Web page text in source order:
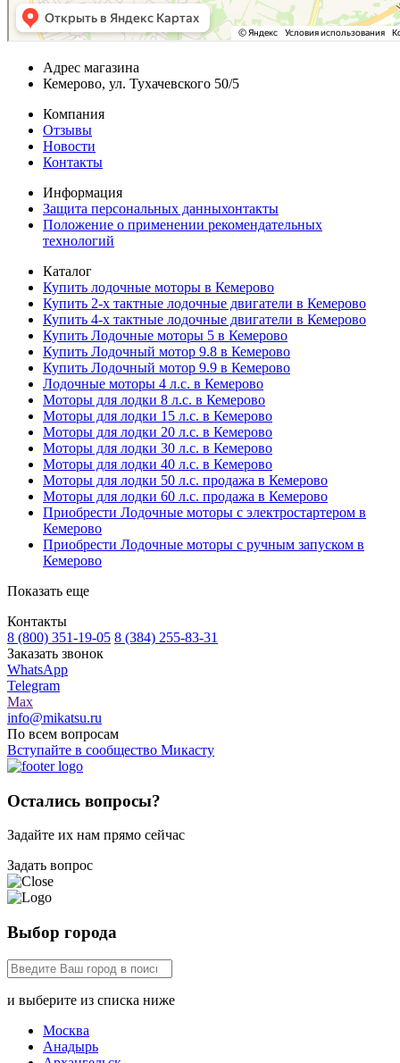
Адрес магазина
Кемерово, ул. Тухачевского 50/5
Компания
Отзывы
Новости
Контакты
Информация
Защита персональных данныхонтакты
Положение о применении рекомендательных
технологий
Каталог
Купить лодочные моторы в Кемерово
Купить 2-х тактные лодочные двигатели в Кемерово
Купить 4-х тактные лодочные двигатели в Кемерово
Купить Лодочные моторы 5 в Кемерово
Купить Лодочный мотор 9.8 в Кемерово
Купить Лодочный мотор 9.9 в Кемерово
Лодочные моторы 4 л.с. в Кемерово
Моторы для лодки 8 л.с. в Кемерово
Моторы для лодки 15 л.с. в Кемерово
Моторы для лодки 20 л.с. в Кемерово
Моторы для лодки 30 л.с. в Кемерово
Моторы для лодки 40 л.с. в Кемерово
Моторы для лодки 50 л.с. продажа в Кемерово
Моторы для лодки 60 л.с. продажа в Кемерово
Приобрести Лодочные моторы с электростартером в
Кемерово
Приобрести Лодочные моторы с ручным запуском в
Кемерово
Показать еще
Контакты
8 (800) 351-19-05 8 (384) 255-83-31
Заказать звонок
WhatsApp
Telegram
Max
info@mikatsu.ru
По всем вопросам
Вступайте в сообщество Микасту
Остались вопросы?
Задайте их нам прямо сейчас
Задать вопрос
Выбор города
и выберите из списка ниже
Москва
Анадырь